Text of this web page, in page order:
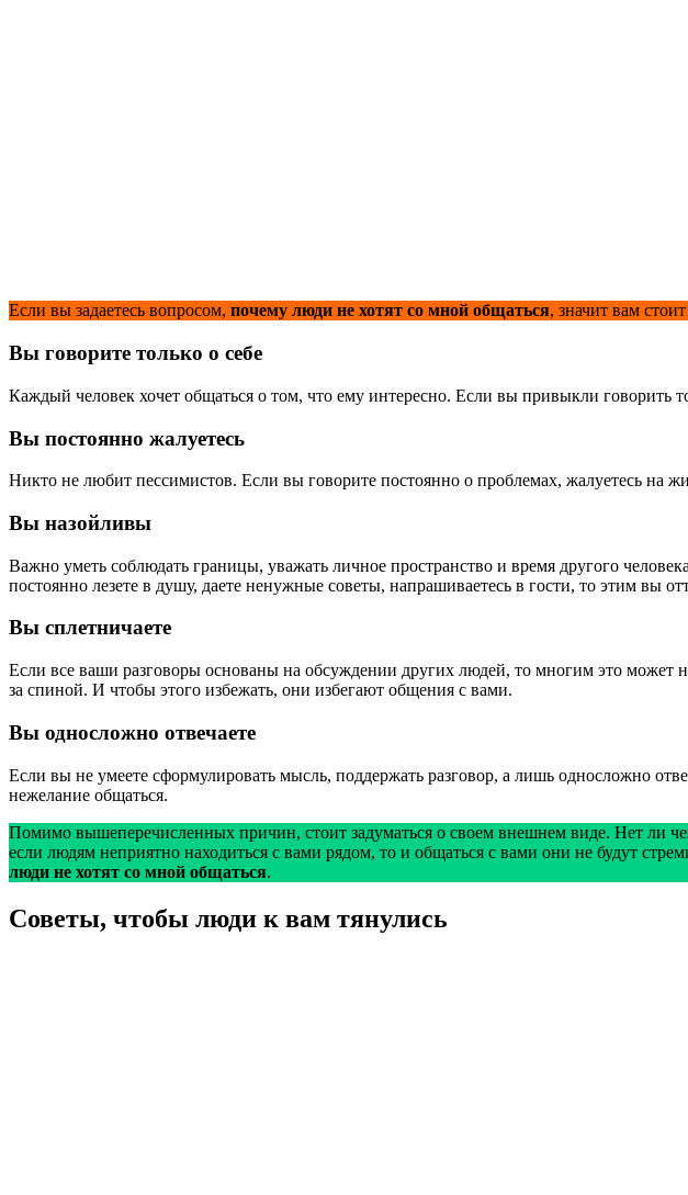
Если вы задаетесь вопросом, почему люди не хотят со мной общаться, значит вам
Вы говорите только о себе
Каждый человек хочет общаться о том, что ему интересно. Если вы привыкли говорить
Вы постоянно жалуетесь
Никто не любит пессимистов. Если вы говорите постоянно о проблемах, жалуетесь на
Вы назойливы
Важно уметь соблюдать границы, уважать личное пространство и время другого
постоянно лезете в душу, даете ненужные советы, напрашиваетесь в гости, то этим вы
Вы сплетничаете
Если все ваши разговоры основаны на обсуждении других людей, то многим это может
за спиной. И чтобы этого избежать, они избегают общения с вами.
Вы односложно отвечаете
Если вы не умеете сформулировать мысль, поддержать разговор, а лишь односложно
нежелание общаться.
Помимо вышеперечисленных причин, стоит задуматься о своем внешнем виде. Нет ли
если людям неприятно находиться с вами рядом, то и общаться с вами они не будут
люди не хотят со мной общаться.
Советы, чтобы люди к вам тянулись